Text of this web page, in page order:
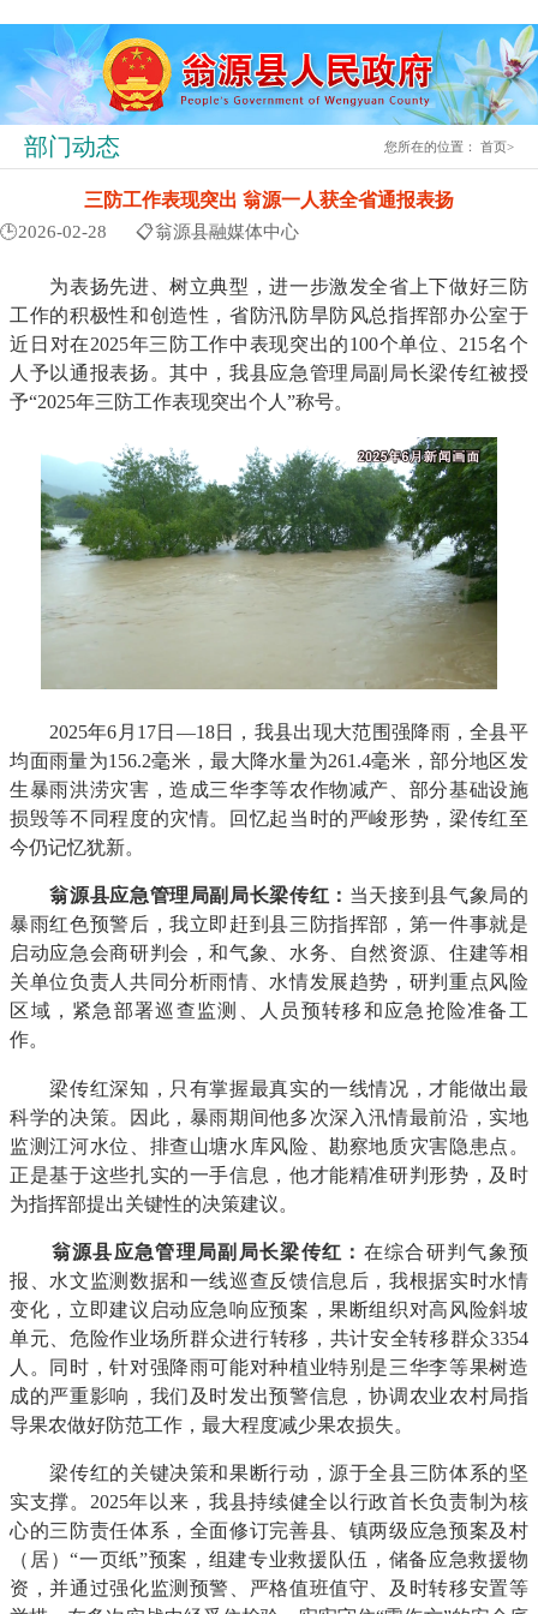
部门动态 您所在的位置：首页>
三防工作表现突出 翁源一人获全省通报表扬
🕒2026-02-28 📋翁源县融媒体中心
为表扬先进、树立典型，进一步激发全省上下做好三防
工作的积极性和创造性，省防汛防旱防风总指挥部办公室于
近日对在2025年三防工作中表现突出的100个单位、215名个
人予以通报表扬。其中，我县应急管理局副局长梁传红被授
予“2025年三防工作表现突出个人”称号。
2025年6月17日—18日，我县出现大范围强降雨，全县平
均面雨量为156.2毫米，最大降水量为261.4毫米，部分地区发
生暴雨洪涝灾害，造成三华李等农作物减产、部分基础设施
损毁等不同程度的灾情。回忆起当时的严峻形势，梁传红至
今仍记忆犹新。
翁源县应急管理局副局长梁传红： 当天接到县气象局的
暴雨红色预警后，我立即赶到县三防指挥部，第一件事就是
启动应急会商研判会，和气象、水务、自然资源、住建等相
关单位负责人共同分析雨情、水情发展趋势，研判重点风险
区域，紧急部署巡查监测、人员预转移和应急抢险准备工
作。
梁传红深知，只有掌握最真实的一线情况，才能做出最
科学的决策。因此，暴雨期间他多次深入汛情最前沿，实地
监测江河水位、排查山塘水库风险、勘察地质灾害隐患点。
正是基于这些扎实的一手信息，他才能精准研判形势，及时
为指挥部提出关键性的决策建议。
翁源县应急管理局副局长梁传红： 在综合研判气象预
报、水文监测数据和一线巡查反馈信息后，我根据实时水情
变化，立即建议启动应急响应预案，果断组织对高风险斜坡
单元、危险作业场所群众进行转移，共计安全转移群众3354
人。同时，针对强降雨可能对种植业特别是三华李等果树造
成的严重影响，我们及时发出预警信息，协调农业农村局指
导果农做好防范工作，最大程度减少果农损失。
梁传红的关键决策和果断行动，源于全县三防体系的坚
实支撑。2025年以来，我县持续健全以行政首长负责制为核
心的三防责任体系，全面修订完善县、镇两级应急预案及村
（居）“一页纸”预案，组建专业救援队伍，储备应急救援物
资，并通过强化监测预警、严格值班值守、及时转移安置等